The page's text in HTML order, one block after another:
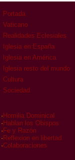
Portada
Vaticano
Realidades Eclesiales
Iglesia en España
Iglesia en América
Iglesia resto del mundo
Cultura
Sociedad
· Homilia Dominical
· Hablan los Obispos
· Fe y Razón
· Reflexion en libertad
·Colaboraciones